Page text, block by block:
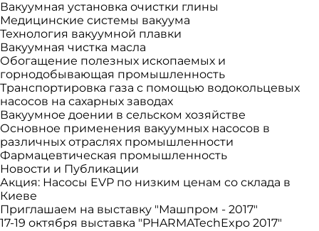
Вакуумная установка очистки глины
Медицинские системы вакуума
Технология вакуумной плавки
Вакуумная чистка масла
Обогащение полезных ископаемых и
горнодобывающая промышленность
Транспортировка газа с помощью водокольцевых
насосов на сахарных заводах
Вакуумное доении в сельском хозяйстве
Основное применения вакуумных насосов в
различных отраслях промышленности
Фармацевтическая промышленность
Новости и Публикации
Акция: Насосы EVP по низким ценам со склада в
Киеве
Приглашаем на выставку "Машпром - 2017"
17-19 октября выставка "PHARMATechExpo 2017"